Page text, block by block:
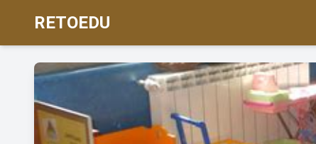
RETOEDU